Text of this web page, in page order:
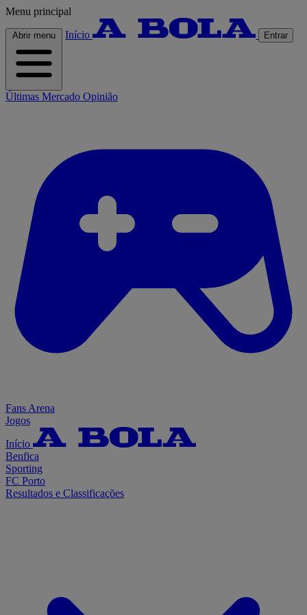
Menu principal
Abrir menu Início Entrar
Últimas Mercado Opinião
Fans Arena
Jogos
Início
Benfica
Sporting
FC Porto
Resultados e Classificações